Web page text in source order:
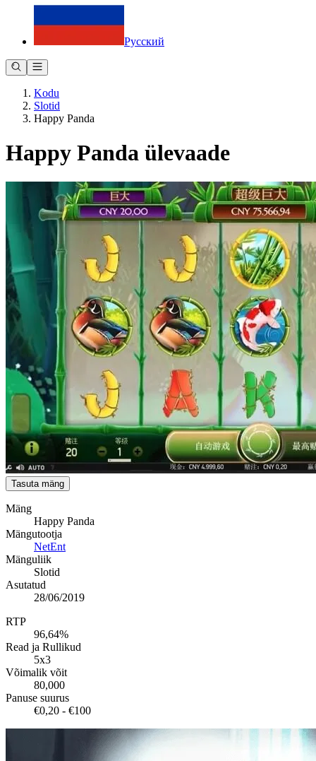
Русский
Kodu
Slotid
Happy Panda
Happy Panda ülevaade
Tasuta mäng
Mäng
Happy Panda
Mängutootja
NetEnt
Mänguliik
Slotid
Asutatud
28/06/2019
RTP
96,64%
Read ja Rullikud
5x3
Võimalik võit
80,000
Panuse suurus
€0,20 - €100